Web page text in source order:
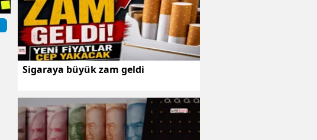
Sigaraya büyük zam geldi